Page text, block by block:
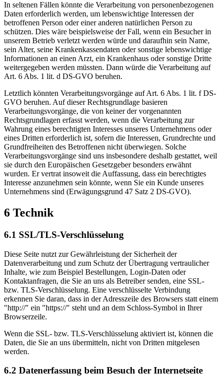
In seltenen Fällen könnte die Verarbeitung von personenbezogenen
Daten erforderlich werden, um lebenswichtige Interessen der
betroffenen Person oder einer anderen natürlichen Person zu
schützen. Dies wäre beispielsweise der Fall, wenn ein Besucher in
unserem Betrieb verletzt werden würde und daraufhin sein Name,
sein Alter, seine Krankenkassendaten oder sonstige lebenswichtige
Informationen an einen Arzt, ein Krankenhaus oder sonstige Dritte
weitergegeben werden müssten. Dann würde die Verarbeitung auf
Art. 6 Abs. 1 lit. d DS-GVO beruhen.
Letztlich könnten Verarbeitungsvorgänge auf Art. 6 Abs. 1 lit. f DS-
GVO beruhen. Auf dieser Rechtsgrundlage basieren
Verarbeitungsvorgänge, die von keiner der vorgenannten
Rechtsgrundlagen erfasst werden, wenn die Verarbeitung zur
Wahrung eines berechtigten Interesses unseres Unternehmens oder
eines Dritten erforderlich ist, sofern die Interessen, Grundrechte und
Grundfreiheiten des Betroffenen nicht überwiegen. Solche
Verarbeitungsvorgänge sind uns insbesondere deshalb gestattet, weil
sie durch den Europäischen Gesetzgeber besonders erwähnt
wurden. Er vertrat insoweit die Auffassung, dass ein berechtigtes
Interesse anzunehmen sein könnte, wenn Sie ein Kunde unseres
Unternehmens sind (Erwägungsgrund 47 Satz 2 DS-GVO).
6 Technik
6.1 SSL/TLS-Verschlüsselung
Diese Seite nutzt zur Gewährleistung der Sicherheit der
Datenverarbeitung und zum Schutz der Übertragung vertraulicher
Inhalte, wie zum Beispiel Bestellungen, Login-Daten oder
Kontaktanfragen, die Sie an uns als Betreiber senden, eine SSL-
bzw. TLS-Verschlüsselung. Eine verschlüsselte Verbindung
erkennen Sie daran, dass in der Adresszeile des Browsers statt einem
"http://" ein "https://" steht und an dem Schloss-Symbol in Ihrer
Browserzeile.
Wenn die SSL- bzw. TLS-Verschlüsselung aktiviert ist, können die
Daten, die Sie an uns übermitteln, nicht von Dritten mitgelesen
werden.
6.2 Datenerfassung beim Besuch der Internetseite